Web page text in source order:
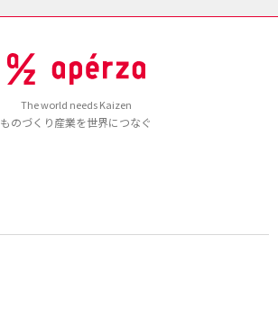
The world needs Kaizen
ものづくり産業を世界につなぐ